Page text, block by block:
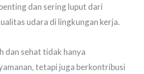
dan sering luput dari
udara di lingkungan kerja.
dan sehat tidak hanya
tetapi juga berkontribusi